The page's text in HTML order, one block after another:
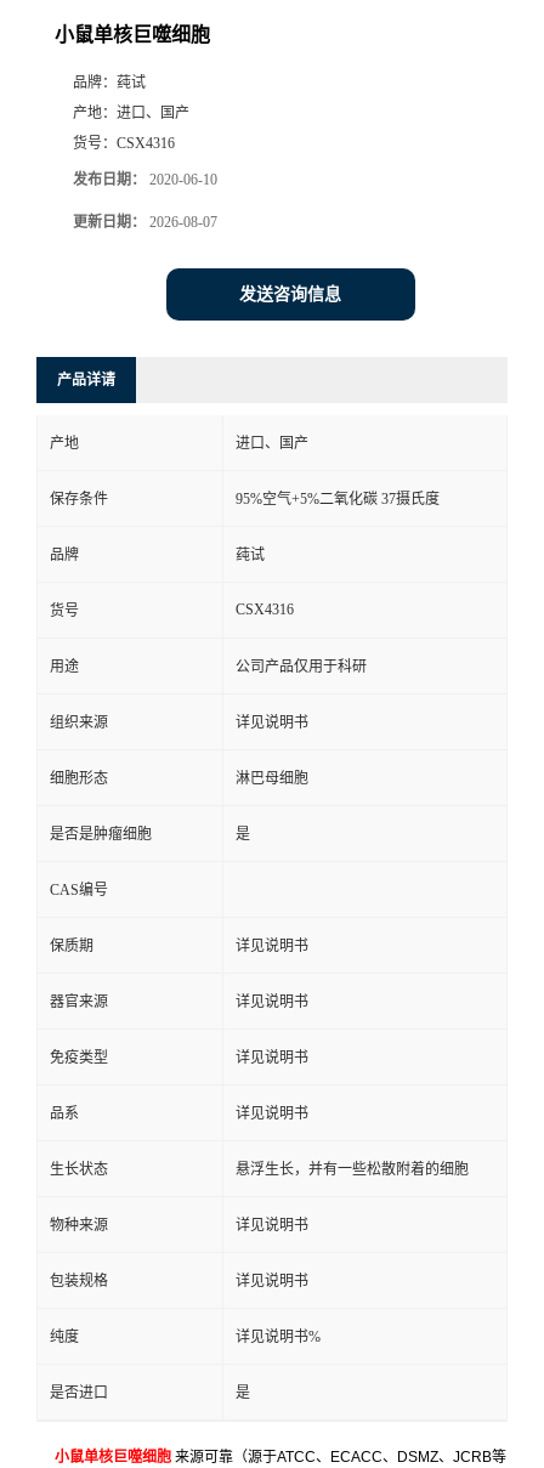
小鼠单核巨噬细胞
品牌： 莼试
产地： 进口、国产
货号： CSX4316
发布日期： 2020-06-10
更新日期： 2026-08-07
发送咨询信息
产品详请
产地 进口、国产
保存条件 95%空气+5%二氧化碳 37摄氏度
品牌 莼试
货号 CSX4316
用途 公司产品仅用于科研
组织来源 详见说明书
细胞形态 淋巴母细胞
是否是肿瘤细胞 是
CAS编号
保质期 详见说明书
器官来源 详见说明书
免疫类型 详见说明书
品系 详见说明书
生长状态 悬浮生长，并有一些松散附着的细胞
物种来源 详见说明书
包装规格 详见说明书
纯度 详见说明书%
是否进口 是
小鼠单核巨噬细胞 来源可靠（源于ATCC、 ECACC、 DSMZ、 JCRB等